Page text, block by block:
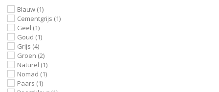
Blauw (1)
Cementgrijs (1)
Geel (1)
Goud (1)
Grijs (4)
Groen (2)
Naturel (1)
Nomad (1)
Paars (1)